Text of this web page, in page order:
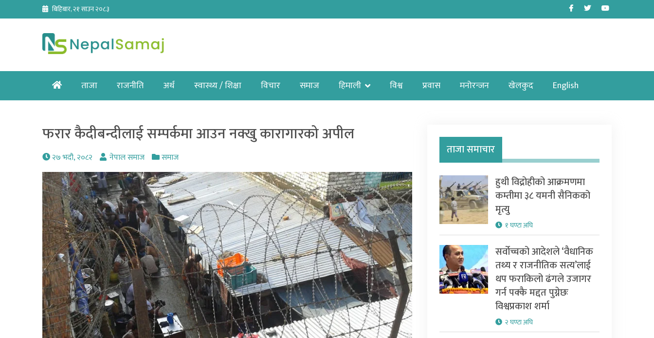
content
बिहिबार, २१ साउन २०८३ Facebook
TwitterYoutube
Homeताजा राजनीति अर्थ स्वास्थ्य / शिक्षा विचार समाज हिमाली विश्व प्रवास मनोरन्जन खेलकुद English
फरार कैदीबन्दीलाई सम्पर्कमा आउन नक्खु कारागारको अपील
२७ भदौ, २०८२ नेपाल समाज समाज
ताजा समाचार
हुथी विद्रोहीको आक्रमणमा
कम्तीमा ३८ यमनी सैनिकको
मृत्यु
१ घण्टा अघि
सर्वोच्चको आदेशले ‘वैधानिक
तथ्य र राजनीतिक सत्य’लाई
थप फराकिलो ढंगले उजागर
गर्न पक्कै मद्दत पुग्नेछः
विश्वप्रकाश शर्मा
२ घण्टा अघि